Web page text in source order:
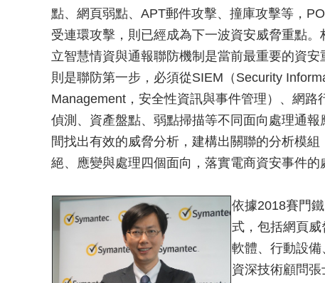
點、網頁弱點、APT郵件攻擊、撞庫攻擊等，
受連環攻擊，則已經成為下一波資安威脅重點。
立智慧情資與通報聯防機制是當前最重要的資安
則是聯防第一步，必須從SIEM（Security
Management，安全性資訊與事件管理）、網路
偵測、資產盤點、弱點掃描等不同面向處理通
間找出有效的威脅分析，建構出關聯的分析模
絕、應變與處理四個面向，落實電商資安事件的
依據2018賽門
式，包括網頁
軟體、行動設
資深技術顧問